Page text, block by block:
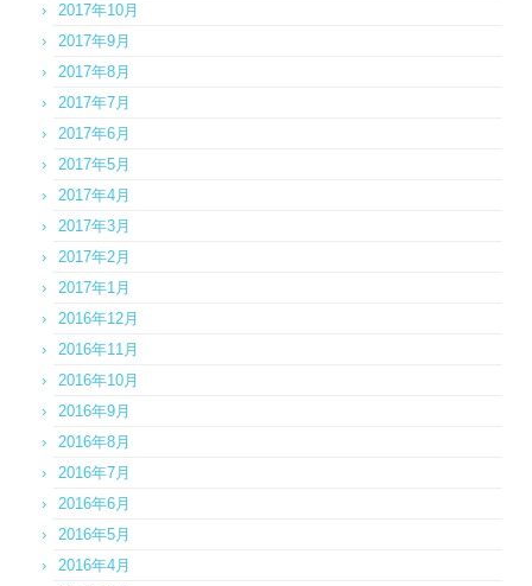
2017年10月
2017年9月
2017年8月
2017年7月
2017年6月
2017年5月
2017年4月
2017年3月
2017年2月
2017年1月
2016年12月
2016年11月
2016年10月
2016年9月
2016年8月
2016年7月
2016年6月
2016年5月
2016年4月